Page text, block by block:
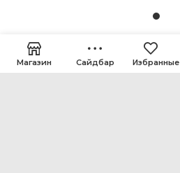
Магазин Сайдбар Избранные